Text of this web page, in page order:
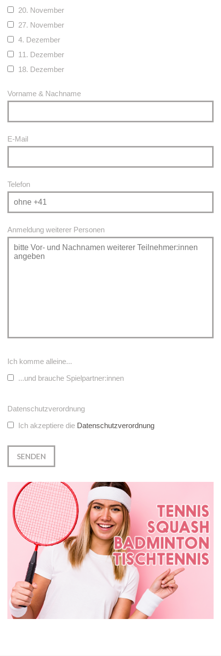
20. November
27. November
4. Dezember
11. Dezember
18. Dezember
Vorname & Nachname
E-Mail
Telefon
Anmeldung weiterer Personen
Ich komme alleine...
...und brauche Spielpartner:innen
Datenschutzverordnung
Ich akzeptiere die Datenschutzverordnung
SENDEN